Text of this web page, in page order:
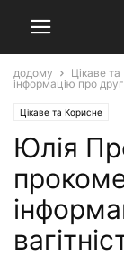
додому Цікаве
інформацію про
Цікаве та Корисне
Юлія